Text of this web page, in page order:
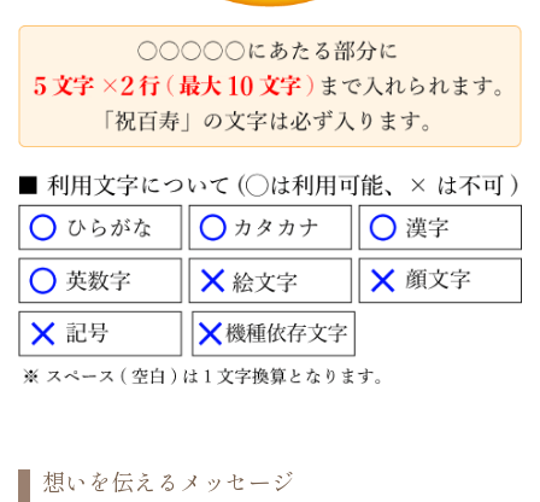
想いを伝えるメッセージ